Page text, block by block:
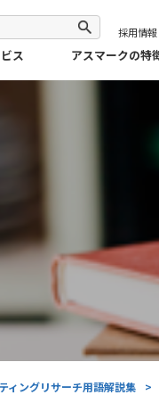
採用情報
ス アスマークの特
ィングリサーチ用語解説集 >